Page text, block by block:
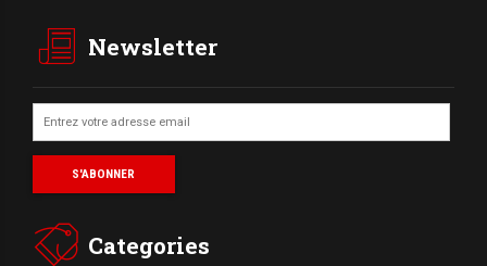
Newsletter
Categories